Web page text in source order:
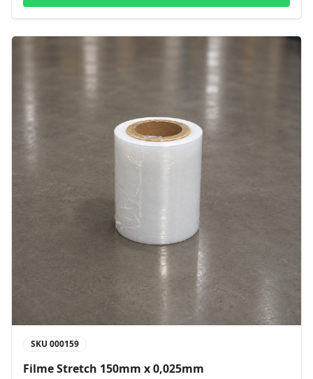
SKU 000159
Filme Stretch 150mm x 0,025mm